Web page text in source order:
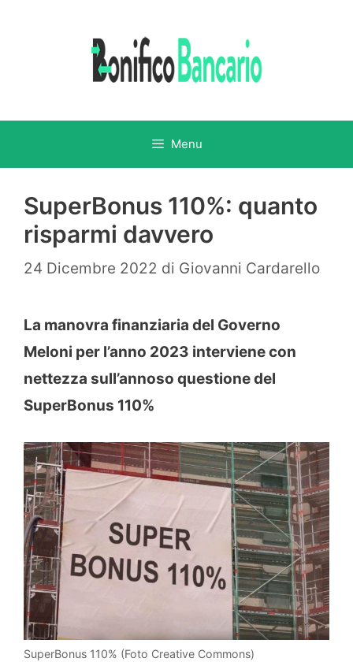
Menu
SuperBonus 110%: quanto
risparmi davvero
24 Dicembre 2022 di Giovanni Cardarello
La manovra finanziaria del Governo
Meloni per l’anno 2023 interviene con
nettezza sull’annoso questione del
SuperBonus 110%
SuperBonus 110% (Foto Creative Commons)